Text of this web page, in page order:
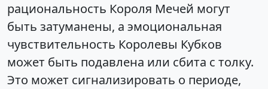
рациональность Короля Мечей могут
быть затуманены, а эмоциональная
чувствительность Королевы Кубков
может быть подавлена или сбита с толку.
Это может сигнализировать о периоде,